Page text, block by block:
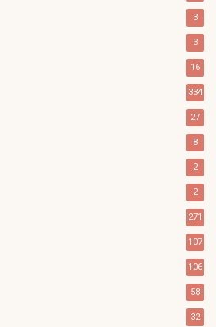
3
3
16
334
27
8
2
2
271
107
106
58
32